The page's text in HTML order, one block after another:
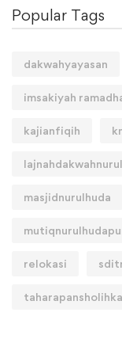
Popular Tags
dakwahyayasan
imsakiyah
kajianfiqih
masjidnurulhuda
relokasi